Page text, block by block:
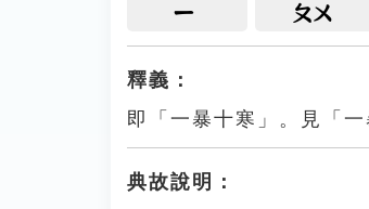
ㄧ ㄆㄨ
釋義：
即「一暴十寒」。見「一
典故說明：